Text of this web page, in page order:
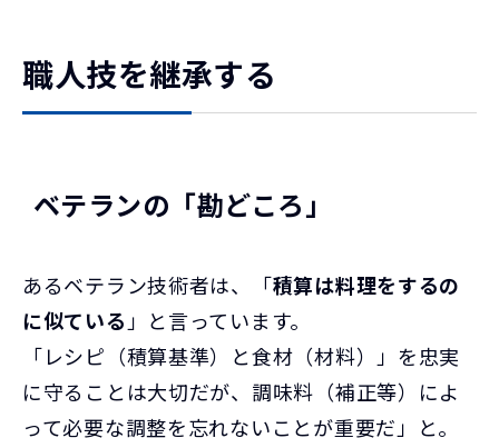
職人技を継承する
ベテランの「勘どころ」
あるベテラン技術者は、「積算は料理をするの
に似ている」と言っています。
「レシピ（積算基準）と食材（材料）」を忠実
に守ることは大切だが、調味料（補正等）によ
って必要な調整を忘れないことが重要だ」と。